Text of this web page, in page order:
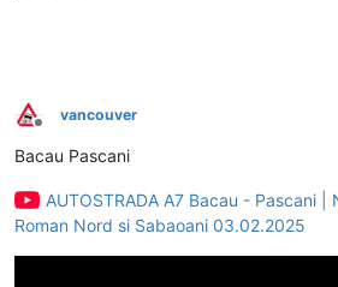
Deconectat
vancouver
Bacau Pascani
AUTOSTRADA A7 Bacau - Pascani |
Roman Nord si Sabaoani 03.02.2025